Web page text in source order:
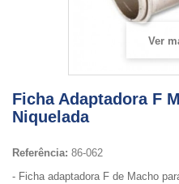
Ver
Ficha Adaptadora F
Niquelada
Referência: 86-062
- Ficha adaptadora F de Macho